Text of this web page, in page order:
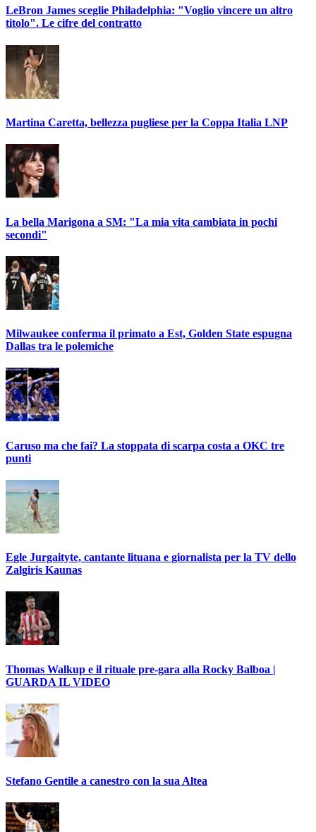
LeBron James sceglie Philadelphia: "Voglio vincere un altro
titolo". Le cifre del contratto
Martina Caretta, bellezza pugliese per la Coppa Italia LNP
La bella Marigona a SM: "La mia vita cambiata in pochi
secondi"
Milwaukee conferma il primato a Est, Golden State espugna
Dallas tra le polemiche
Caruso ma che fai? La stoppata di scarpa costa a OKC tre
punti
Egle Jurgaityte, cantante lituana e giornalista per la TV dello
Zalgiris Kaunas
Thomas Walkup e il rituale pre-gara alla Rocky Balboa |
GUARDA IL VIDEO
Stefano Gentile a canestro con la sua Altea